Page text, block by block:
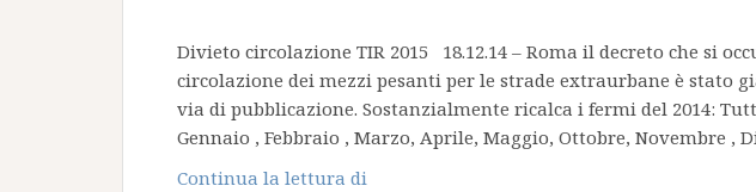
Divieto circolazione TIR 2015 18.12.14 – Roma il decreto che si
circolazione dei mezzi pesanti per le strade extraurbane è stato
via di pubblicazione. Sostanzialmente ricalca i fermi del 2014:
Gennaio , Febbraio , Marzo, Aprile, Maggio, Ottobre, Novembre ,
Continua la lettura di